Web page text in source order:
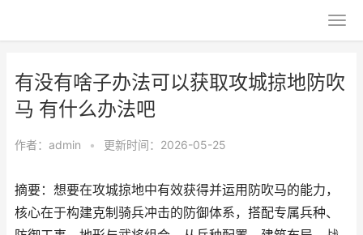
有没有啥子办法可以获取攻城掠地防吹
马 有什么办法吧
作者： admin • 更新时间：2026-05-25
摘要：想要在攻城掠地中有效获得并运用防吹马的能力，
核心在于构建克制骑兵冲击的防御体系，搭配专属兵种、